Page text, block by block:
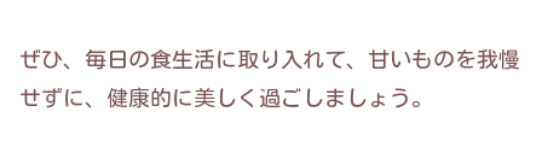
ぜひ、毎日の食生活に取り入れて、甘いものを我慢
せずに、健康的に美しく過ごしましょう。